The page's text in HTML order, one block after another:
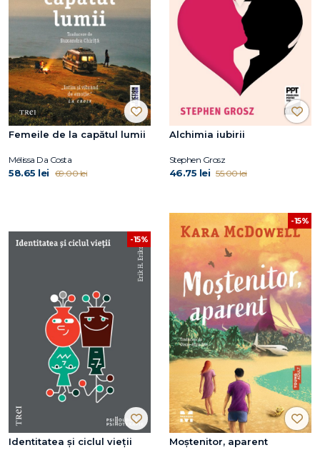
Femeile de la capătul lumii
Mélissa Da Costa
58.65 lei 69.00 lei
Alchimia iubirii
Stephen Grosz
46.75 lei 55.00 lei
-15%
Identitatea și ciclul vieții
-15%
Moștenitor, aparent